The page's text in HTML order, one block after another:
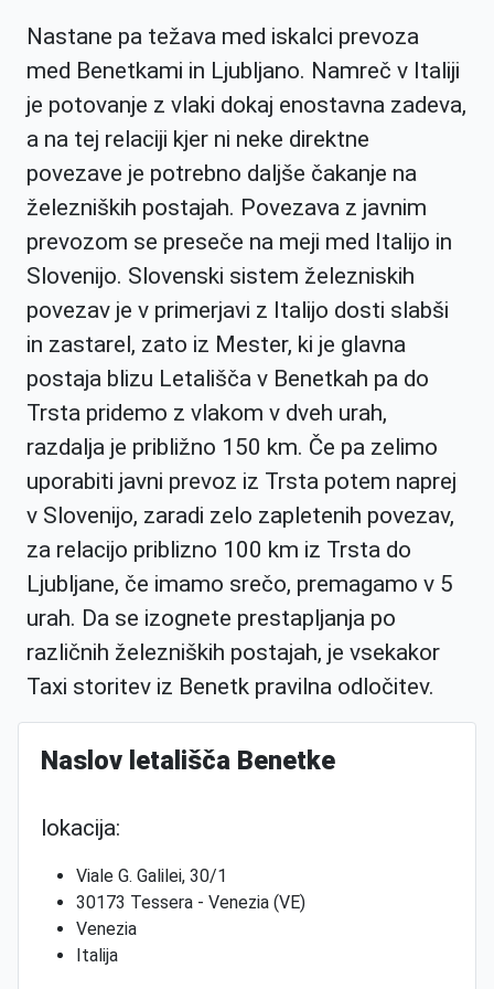
Nastane pa težava med iskalci prevoza
med Benetkami in Ljubljano. Namreč v Italiji
je potovanje z vlaki dokaj enostavna zadeva,
a na tej relaciji kjer ni neke direktne
povezave je potrebno daljše čakanje na
železniških postajah. Povezava z javnim
prevozom se preseče na meji med Italijo in
Slovenijo. Slovenski sistem železniskih
povezav je v primerjavi z Italijo dosti slabši
in zastarel, zato iz Mester, ki je glavna
postaja blizu Letališča v Benetkah pa do
Trsta pridemo z vlakom v dveh urah,
razdalja je približno 150 km. Če pa zelimo
uporabiti javni prevoz iz Trsta potem naprej
v Slovenijo, zaradi zelo zapletenih povezav,
za relacijo priblizno 100 km iz Trsta do
Ljubljane, če imamo srečo, premagamo v 5
urah. Da se izognete prestapljanja po
različnih železniških postajah, je vsekakor
Taxi storitev iz Benetk pravilna odločitev.
Naslov letališča Benetke
lokacija:
Viale G. Galilei, 30/1
30173 Tessera - Venezia (VE)
Venezia
Italija